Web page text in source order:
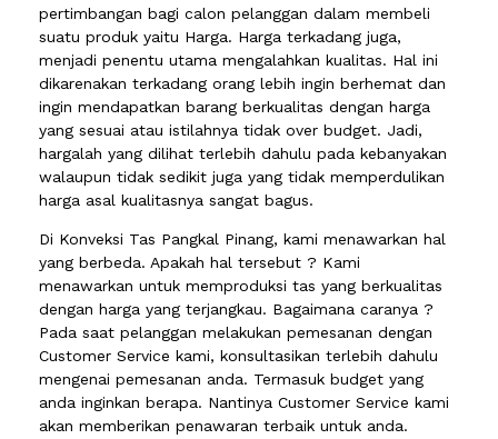
pertimbangan bagi calon pelanggan dalam membeli
suatu produk yaitu Harga. Harga terkadang juga,
menjadi penentu utama mengalahkan kualitas. Hal ini
dikarenakan terkadang orang lebih ingin berhemat dan
ingin mendapatkan barang berkualitas dengan harga
yang sesuai atau istilahnya tidak over budget. Jadi,
hargalah yang dilihat terlebih dahulu pada kebanyakan
walaupun tidak sedikit juga yang tidak memperdulikan
harga asal kualitasnya sangat bagus.
Di Konveksi Tas Pangkal Pinang, kami menawarkan hal
yang berbeda. Apakah hal tersebut ? Kami
menawarkan untuk memproduksi tas yang berkualitas
dengan harga yang terjangkau. Bagaimana caranya ?
Pada saat pelanggan melakukan pemesanan dengan
Customer Service kami, konsultasikan terlebih dahulu
mengenai pemesanan anda. Termasuk budget yang
anda inginkan berapa. Nantinya Customer Service kami
akan memberikan penawaran terbaik untuk anda.